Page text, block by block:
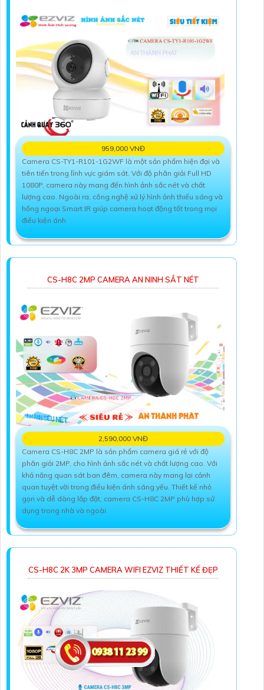
959,000 VNĐ
Camera CS-TY1-R101-1G2WF là một sản phẩm hiện đại và
tiên tiến trong lĩnh vực giám sát. Với độ phân giải Full HD
1080P, camera này mang đến hình ảnh sắc nét và chất
lượng cao. Ngoài ra, công nghệ xử lý hình ảnh thiếu sáng và
hồng ngoại Smart IR giúp camera hoạt động tốt trong mọi
điều kiện ánh
CS-H8C 2MP CAMERA AN NINH SẮT NÉT
2,590,000 VNĐ
Camera CS-H8C 2MP là sản phẩm camera giá rẻ với độ
phân giải 2MP, cho hình ảnh sắc nét và chất lượng cao. Với
khả năng quan sát ban đêm, camera này mang lại cảnh
quan tuyệt vời trong điều kiện ánh sáng yếu. Thiết kế nhỏ
gọn và dễ dàng lắp đặt, camera CS-H8C 2MP phù hợp sử
dụng trong nhà và ngoài
CS-H8C 2K 3MP CAMERA WIFI EZVIZ THIẾT KẾ ĐẸP